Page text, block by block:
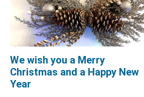
We wish you a Merry
Christmas and a Happy New
Year